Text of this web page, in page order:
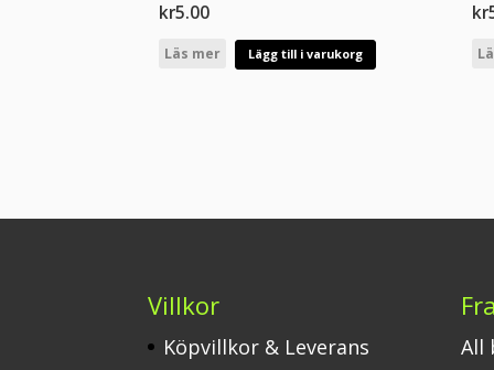
kr5.00
Läs mer Lägg till i varukorg
kr
Villkor
Köpvillkor & Leverans
All